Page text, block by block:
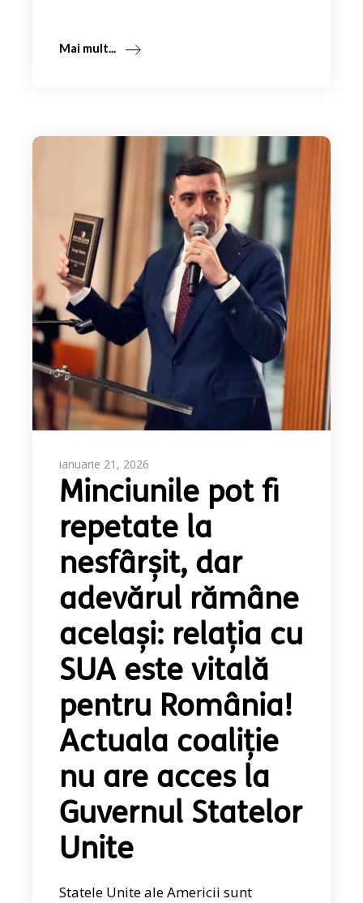
Mai mult...
ianuarie 21, 2026
Minciunile pot fi
repetate la
nesfârșit, dar
adevărul rămâne
același: relația cu
SUA este vitală
pentru România!
Actuala coaliție
nu are acces la
Guvernul Statelor
Unite
Statele Unite ale Americii sunt